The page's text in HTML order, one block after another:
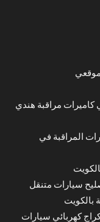
كاميرات مراقبة هندي
المراقبة في
سيارات متنقل
بالكويت
كهربائي سيارات